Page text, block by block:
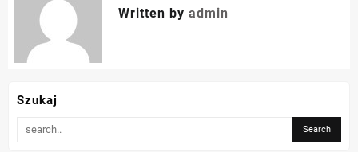
Written by admin
Szukaj